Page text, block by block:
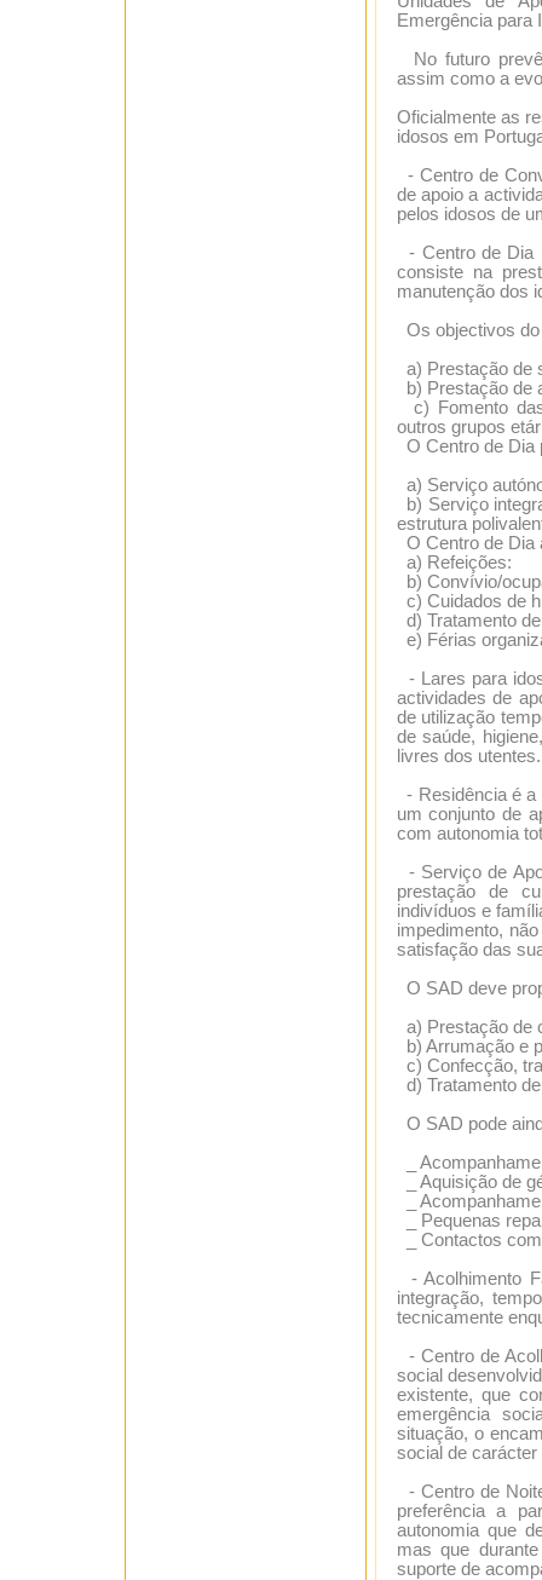
Emergência para
No futuro
assim como a
Oficialmente as
idosos em
- Centro de
de apoio a
pelos idosos de
- Centro de Dia
consiste na
manutenção dos
Os objectivos
a) Prestação de
b) Prestação de
c) Fomento
outros grupos
O Centro de Dia
a) Serviço
b) Serviço
estrutura
O Centro de Dia
a) Refeições:
b) Convívio/
c) Cuidados de
d) Tratamento
e) Férias
- Lares para
actividades de
de utilização
de saúde,
livres dos utentes.
- Residência é a
um conjunto de
com autonomia
- Serviço de
prestação de
indivíduos e
impedimento,
satisfação das
O SAD deve
a) Prestação de
b) Arrumação e
c) Confecção,
d) Tratamento
O SAD pode
_
_ Aquisição de
_
_ Pequenas
_ Contactos
- Acolhimento
integração,
tecnicamente
- Centro de
social
existente, que
emergência
situação, o
social de carácter
- Centro de
preferência a
autonomia que
mas que
suporte de